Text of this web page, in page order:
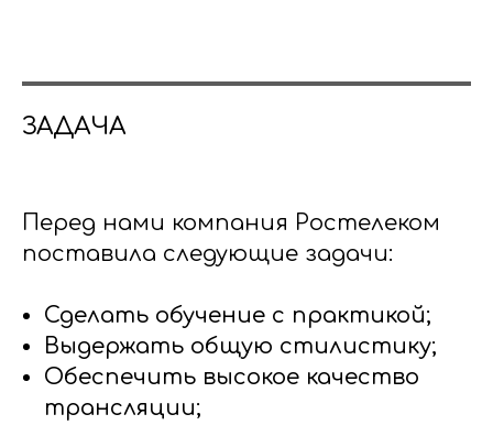
ЗАДАЧА
Перед нами компания Ростелеком
поставила следующие задачи:
Сделать обучение с практикой;
Выдержать общую стилистику;
Обеспечить высокое качество
трансляции;